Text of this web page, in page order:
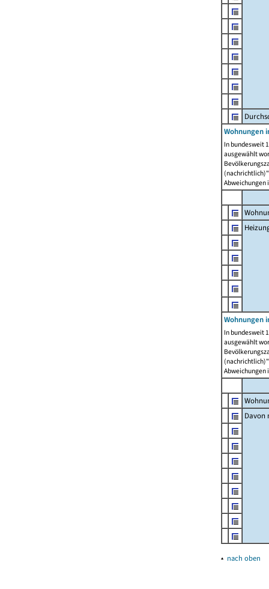
Wohnungen
In bundesweit
ausgewählt
Abweichungen
Wohnungen
In bundesweit
ausgewählt
Abweichungen
Davon
▴ nach oben